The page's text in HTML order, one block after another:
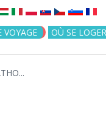
VOYAGE OÙ SE LOGER